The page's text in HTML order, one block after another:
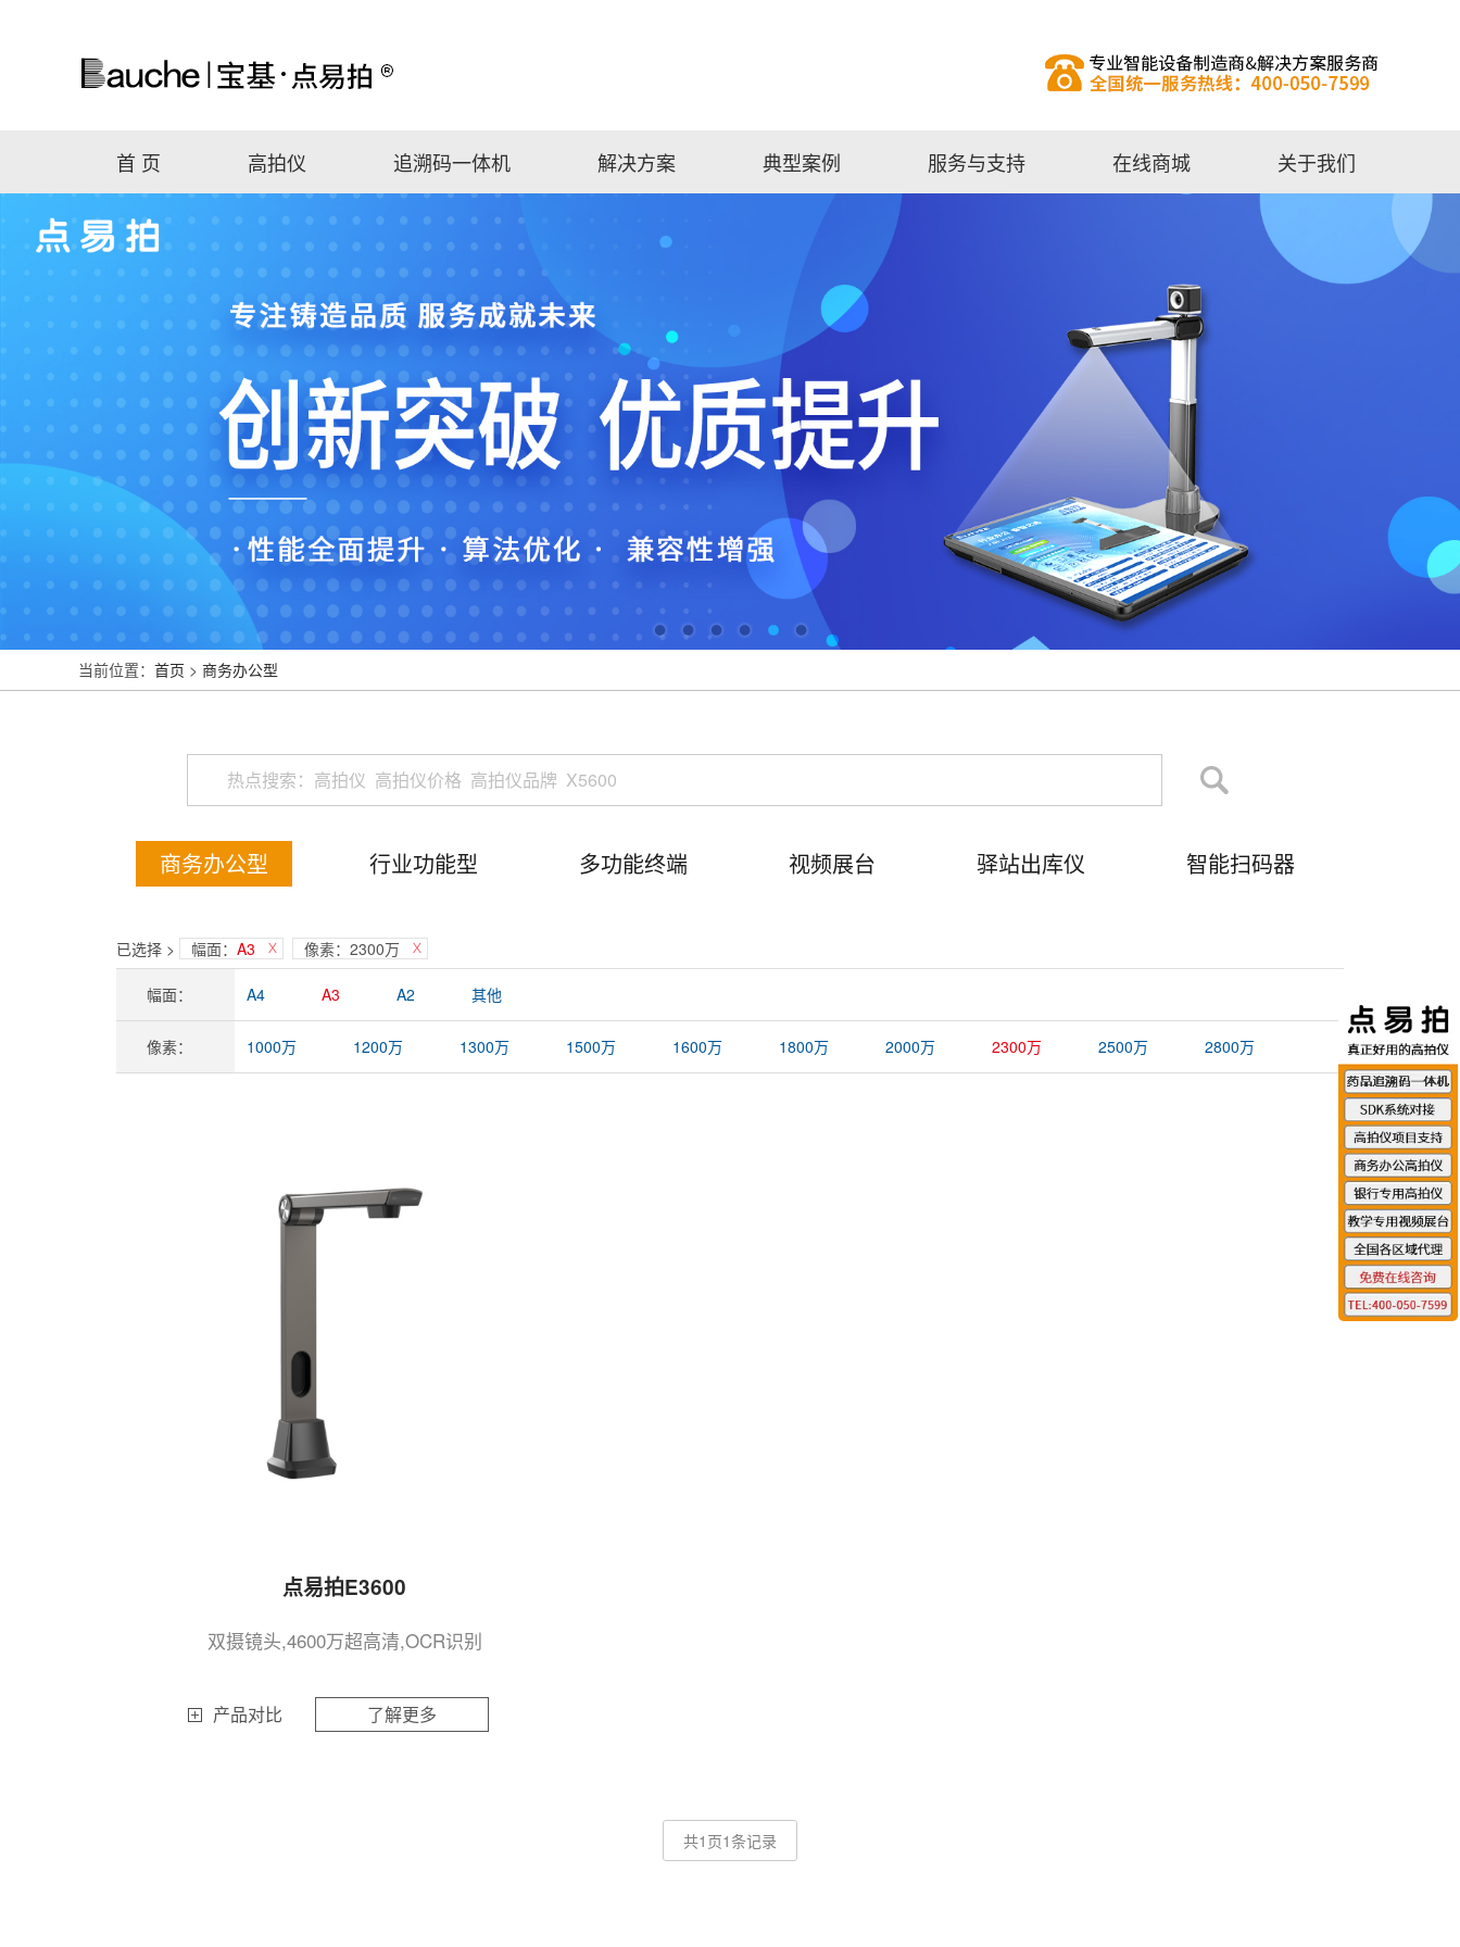
首 页 高拍仪 追溯码一体机 解决方案 典型案例 服务与支持 在线商城 关于我们
当前位置： 首页 > 商务办公型
商务办公型 行业功能型 多功能终端 视频展台 驿站出库仪 智能扫码器
已选择 > 幅面： A3 像素：2300万
幅面： A4 A3 A2 其他
像素： 1000万 1200万 1300万 1500万 1600万 1800万 2000万 2300万 2500万 2800万
点易拍E3600
双摄镜头,4600万超高清,OCR识别
产品对比 了解更多
共1页1条记录